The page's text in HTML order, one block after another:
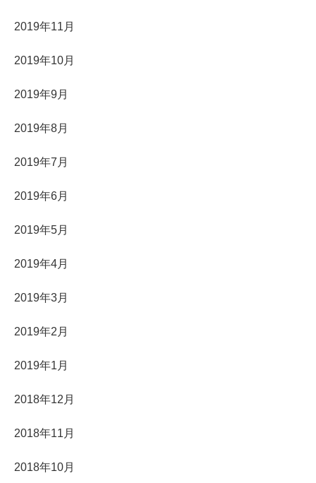
2019年11月
2019年10月
2019年9月
2019年8月
2019年7月
2019年6月
2019年5月
2019年4月
2019年3月
2019年2月
2019年1月
2018年12月
2018年11月
2018年10月